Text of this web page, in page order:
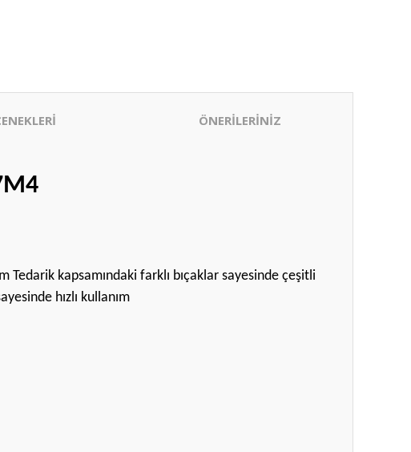
ÖNERİLERİNİZ
kapsamındaki farklı bıçaklar sayesinde çeşitli
hızlı kullanım